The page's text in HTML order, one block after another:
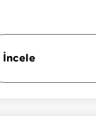
İncele